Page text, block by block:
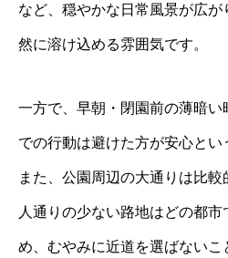
など、穏やかな日常風景が広
然に溶け込める雰囲気です。
一方で、早朝・閉園前の薄暗
での行動は避けた方が安心とい
また、公園周辺の大通りは比
人通りの少ない路地はどの都
め、むやみに近道を選ばないこ